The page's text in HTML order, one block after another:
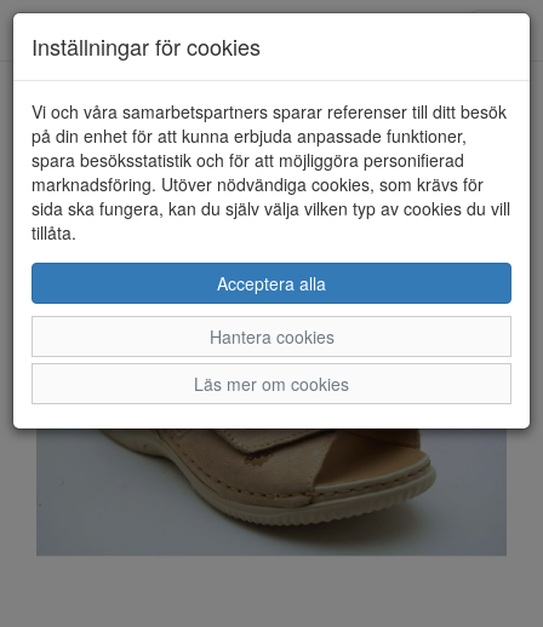
HEM RIEKER
Inställningar för cookies
Vi och våra samarbetspartners sparar referenser till ditt besök
på din enhet för att kunna erbjuda anpassade funktioner,
spara besöksstatistik och för att möjliggöra personifierad
marknadsföring. Utöver nödvändiga cookies, som krävs för
sida ska fungera, kan du själv välja vilken typ av cookies du vill
tillåta.
Acceptera alla
Hantera cookies
Läs mer om cookies